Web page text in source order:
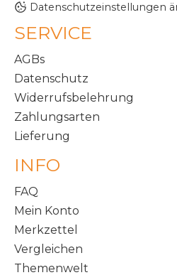
Datenschutzeinstellungen
SERVICE
AGBs
Datenschutz
Widerrufsbelehrung
Zahlungsarten
Lieferung
INFO
FAQ
Mein Konto
Merkzettel
Vergleichen
Themenwelt